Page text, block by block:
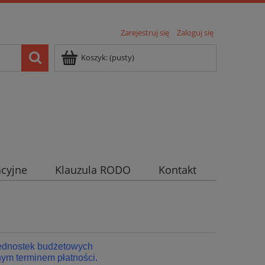
Zarejestruj się Zaloguj się
Koszyk:(pusty)
Klauzula RODO Kontakt
budżetowych
terminem płatności.